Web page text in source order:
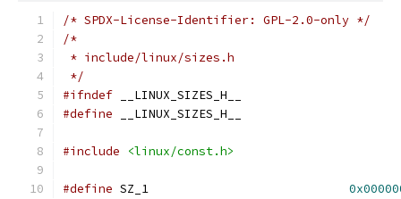
/* SPDX-License-Identifier: GPL-2.0-only */
/*
* include/linux/sizes.h
*/
#ifndef __LINUX_SIZES_H__
#define __LINUX_SIZES_H__
#include <linux/const.h>
#define